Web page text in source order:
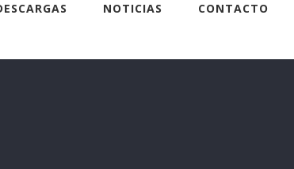
NOTICIAS CONTACTO